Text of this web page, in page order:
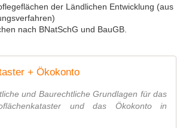
der Ländlichen Entwicklung (aus
nach BNatSchG und BauGB.
+ Ökokonto
und Baurechtliche Grundlagen für das
und das Ökokonto in